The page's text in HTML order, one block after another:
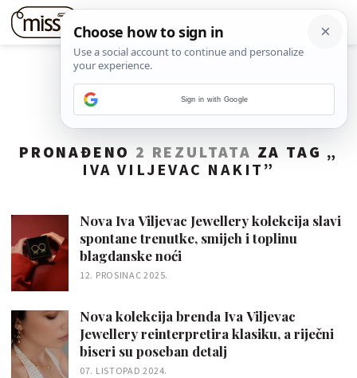
PRONAĐENO 2 REZULTATA ZA TAG „
IVA VILJEVAC NAKIT ”
Nova Iva Viljevac Jewellery kolekcija slavi
spontane trenutke, smijeh i toplinu
blagdanske noći
12. PROSINAC 2025.
Nova kolekcija brenda Iva Viljevac
Jewellery reinterpretira klasiku, a riječni
biseri su poseban detalj
07. LISTOPAD 2024.
Sign in with Google